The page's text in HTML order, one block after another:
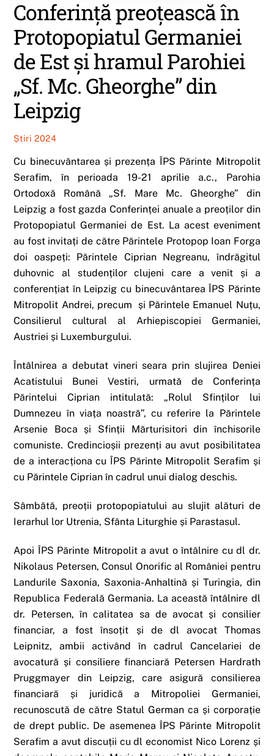
Conferință preoțească în
Protopopiatul Germaniei
de Est și hramul Parohiei
„Sf. Mc. Gheorghe” din
Leipzig
Știri 2024
Cu binecuvântarea și prezența ÎPS Părinte Mitropolit
Serafim, în perioada 19-21 aprilie a.c., Parohia
Ortodoxă Română „Sf. Mare Mc. Gheorghe” din
Leipzig a fost gazda Conferinței anuale a preoților din
Protopopiatul Germaniei de Est. La acest eveniment
au fost invitați de către Părintele Protopop Ioan Forga
doi oaspeți: Părintele Ciprian Negreanu, îndrăgitul
duhovnic al studenților clujeni care a venit și a
conferențiat în Leipzig cu binecuvântarea ÎPS Părinte
Mitropolit Andrei, precum și Părintele Emanuel Nuțu,
Consilierul cultural al Arhiepiscopiei Germaniei,
Austriei și Luxemburgului.
Întâlnirea a debutat vineri seara prin slujirea Deniei
Acatistului Bunei Vestiri, urmată de Conferința
Părintelui Ciprian intitulată: „Rolul Sfinților lui
Dumnezeu în viața noastră”, cu referire la Părintele
Arsenie Boca și Sfinții Mărturisitori din închisorile
comuniste. Credincioșii prezenți au avut posibilitatea
de a interacționa cu ÎPS Părinte Mitropolit Serafim și
cu Părintele Ciprian în cadrul unui dialog deschis.
Sâmbătă, preoții protopopiatului au slujit alături de
Ierarhul lor Utrenia, Sfânta Liturghie și Parastasul.
Apoi ÎPS Părinte Mitropolit a avut o întâlnire cu dl dr.
Nikolaus Petersen, Consul Onorific al României pentru
Landurile Saxonia, Saxonia-Anhaltină și Turingia, din
Republica Federală Germania. La această întâlnire dl
dr. Petersen, în calitatea sa de avocat și consilier
financiar, a fost însoțit și de dl avocat Thomas
Leipnitz, ambii activând în cadrul Cancelariei de
avocatură și consiliere financiară Petersen Hardrath
Pruggmayer din Leipzig, care asigură consilierea
financiară și juridică a Mitropoliei Germaniei,
recunoscută de către Statul German ca și corporație
de drept public. De asemenea ÎPS Părinte Mitropolit
Serafim a avut discuții cu dl economist Nico Lorenz și